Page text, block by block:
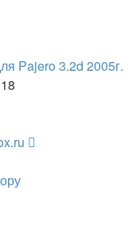
Pajero 3.2d 2005г.